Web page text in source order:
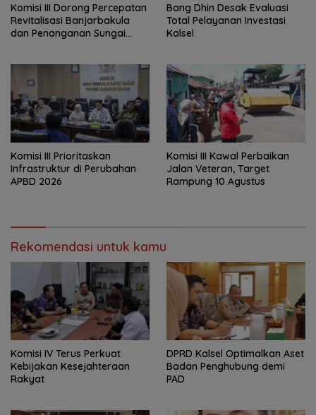
‎Komisi III Dorong Percepatan
Revitalisasi Banjarbakula
dan Penanganan Sungai
‎Bang Dhin Desak Evaluasi
Total Pelayanan Investasi
Kalsel
‎Komisi III Prioritaskan
Infrastruktur di Perubahan
APBD 2026
Komisi III Kawal Perbaikan
Jalan Veteran, Target
Rampung 10 Agustus
Rekomendasi untuk kamu
Komisi IV Terus Perkuat
Kebijakan Kesejahteraan
Rakyat
‎DPRD Kalsel Optimalkan Aset
Badan Penghubung demi
PAD